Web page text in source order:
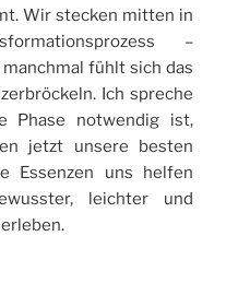
Wir stecken mitten in
–
fühlt sich das
Ich spreche
Phase notwendig ist,
jetzt unsere besten
Essenzen uns helfen
leichter und